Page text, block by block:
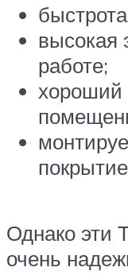
высокая
работе;
хороший
Однако эти
очень